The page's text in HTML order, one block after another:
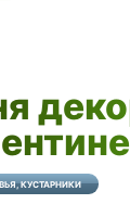
КУСТАРНИКИ